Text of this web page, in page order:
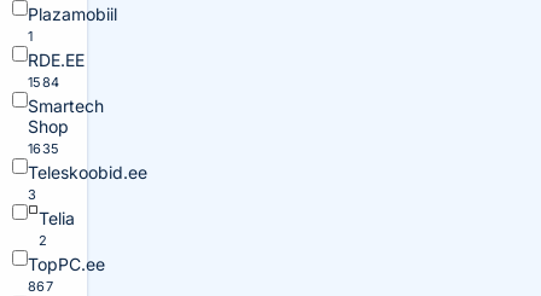
Plazamobiil
1
RDE.EE
1584
Smartech
Shop
1635
Teleskoobid.ee
3
Telia
2
TopPC.ee
867